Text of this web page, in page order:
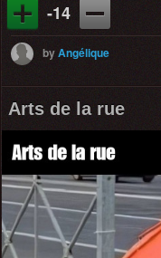
-14
byAngélique
Arts de la rue